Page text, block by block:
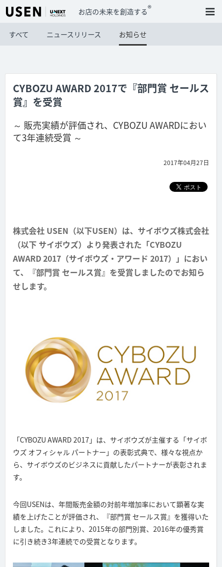
お店の未来を創造する®
すべて ニュースリリース お知らせ
CYBOZU AWARD 2017で『部門賞 セールス
賞』を受賞
～ 販売実績が評価され、CYBOZU AWARDにおい
て3年連続受賞 ～
2017年04月27日
株式会社 USEN（以下USEN）は、サイボウズ株式会社
（以下 サイボウズ）より発表された「CYBOZU
AWARD 2017（サイボウズ・アワード 2017）」におい
て、『部門賞 セールス賞』を受賞しましたのでお知ら
せします。
「CYBOZU AWARD 2017」は、サイボウズが主催する「サイボ
ウズ オフィシャル パートナー」の表彰式典で、様々な視点か
ら、サイボウズのビジネスに貢献したパートナーが表彰されま
す。
今回USENは、年間販売金額の対前年増加率において顕著な実
績を上げたことが評価され、『部門賞 セールス賞』を獲得いた
しました。これにより、2015年の部門別賞、2016年の優秀賞
に引き続き3年連続での受賞となります。